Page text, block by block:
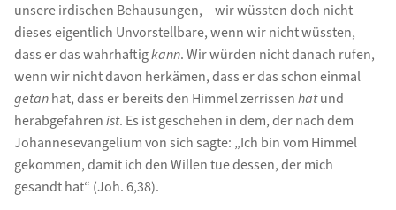
unsere irdischen Behausungen, – wir wüssten doch nicht
dieses eigentlich Unvorstellbare, wenn wir nicht wüssten,
dass er das wahrhaftigkann. Wir würden nicht danach rufen,
wenn wir nicht davon herkämen, dass er das schon einmal
getanhat, dass er bereits den Himmel zerrissenhatund
herabgefahrenist. Es ist geschehen in dem, der nach dem
Johannesevangelium von sich sagte: „Ich bin vom Himmel
gekommen, damit ich den Willen tue dessen, der mich
gesandt hat“ (Joh. 6,38).